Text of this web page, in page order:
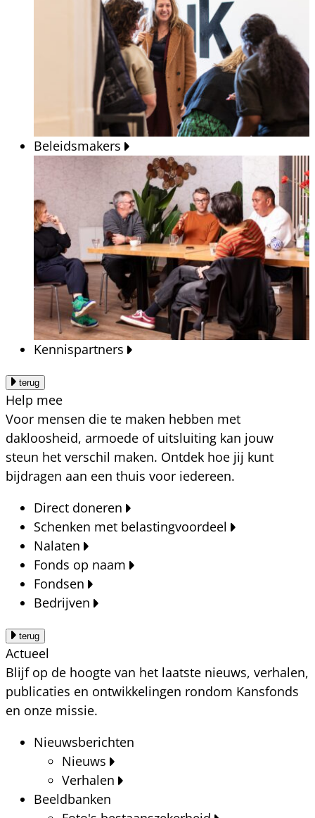
Beleidsmakers
Kennispartners
terug
Help mee
Voor mensen die te maken hebben met
dakloosheid, armoede of uitsluiting kan jouw
steun het verschil maken. Ontdek hoe jij kunt
bijdragen aan een thuis voor iedereen.
Direct doneren
Schenken met belastingvoordeel
Nalaten
Fonds op naam
Fondsen
Bedrijven
terug
Actueel
Blijf op de hoogte van het laatste nieuws, verhalen,
publicaties en ontwikkelingen rondom Kansfonds
en onze missie.
Nieuwsberichten
Nieuws
Verhalen
Beeldbanken